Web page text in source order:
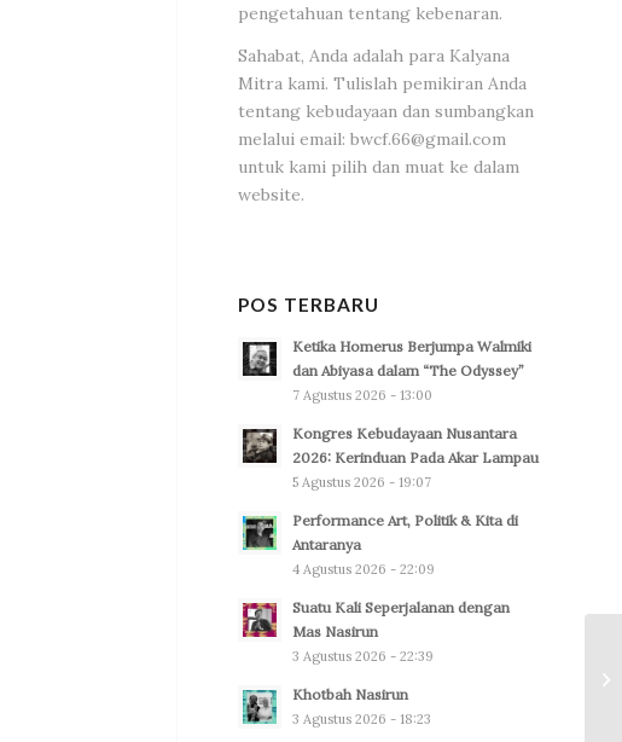
pengetahuan tentang kebenaran.
Sahabat, Anda adalah para Kalyana
Mitra kami. Tulislah pemikiran Anda
tentang kebudayaan dan sumbangkan
melalui email: bwcf.66@gmail.com
untuk kami pilih dan muat ke dalam
website.
POS TERBARU
Ketika Homerus Berjumpa Walmiki
dan Abiyasa dalam “The Odyssey”
7 Agustus 2026 - 13:00
Kongres Kebudayaan Nusantara
2026: Kerinduan Pada Akar Lampau
5 Agustus 2026 - 19:07
Performance Art, Politik & Kita di
Antaranya
4 Agustus 2026 - 22:09
Suatu Kali Seperjalanan dengan
Mas Nasirun
3 Agustus 2026 - 22:39
Khotbah Nasirun
3 Agustus 2026 - 18:23